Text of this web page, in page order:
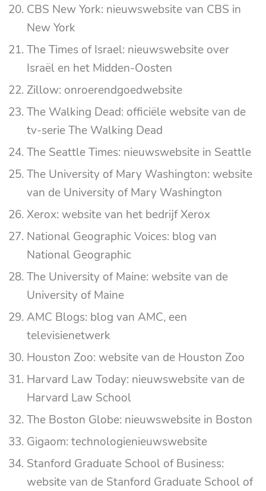
CBS New York: nieuwswebsite van CBS in
New York
The Times of Israel: nieuwswebsite over
Israël en het Midden-Oosten
Zillow: onroerendgoedwebsite
The Walking Dead: officiële website van de
tv-serie The Walking Dead
The Seattle Times: nieuwswebsite in Seattle
The University of Mary Washington: website
van de University of Mary Washington
Xerox: website van het bedrijf Xerox
National Geographic Voices: blog van
National Geographic
The University of Maine: website van de
University of Maine
AMC Blogs: blog van AMC, een
televisienetwerk
Houston Zoo: website van de Houston Zoo
Harvard Law Today: nieuwswebsite van de
Harvard Law School
The Boston Globe: nieuwswebsite in Boston
Gigaom: technologienieuwswebsite
Stanford Graduate School of Business:
website van de Stanford Graduate School of